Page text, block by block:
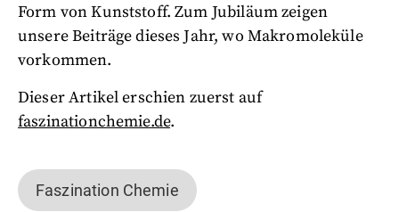
Form von Kunststoff. Zum Jubiläum zeigen
unsere Beiträge dieses Jahr, wo Makromoleküle
vorkommen.
Dieser Artikel erschien zuerst auf
faszinationchemie.de.
Faszination Chemie